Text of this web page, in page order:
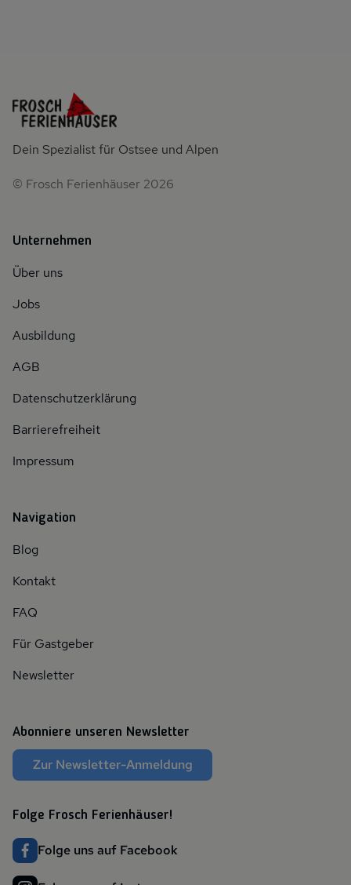
Dein Spezialist für Ostsee und Alpen
© Frosch Ferienhäuser 2026
Unternehmen
Über uns
Jobs
Ausbildung
AGB
Datenschutzerklärung
Barrierefreiheit
Impressum
Navigation
Blog
Kontakt
FAQ
Für Gastgeber
Newsletter
Abonniere unseren Newsletter
Zur Newsletter-Anmeldung
Folge Frosch Ferienhäuser!
Folge uns auf Facebook